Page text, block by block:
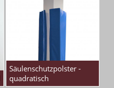
Säulenschutzpolster -
quadratisch